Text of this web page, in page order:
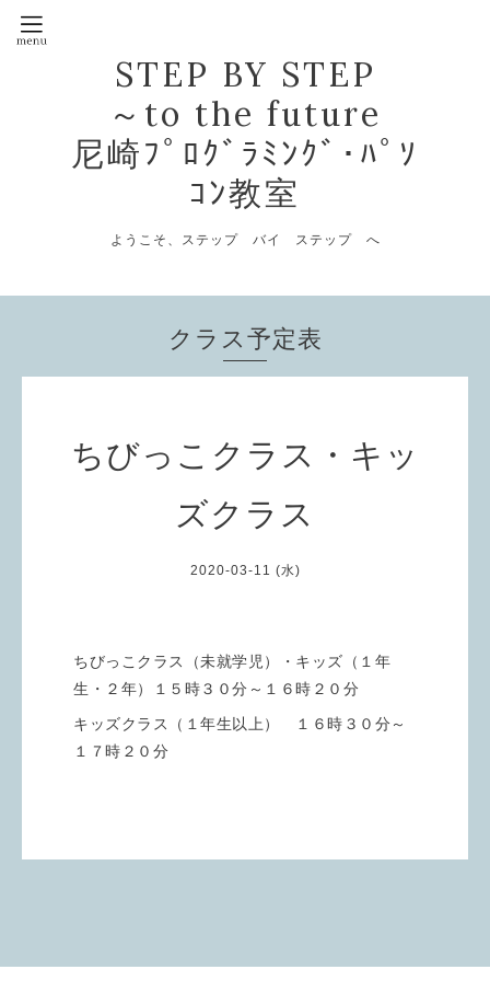
STEP BY STEP
～to the future
尼崎ﾌﾟﾛｸﾞﾗﾐﾝｸﾞ･ﾊﾟｿ
ｺﾝ教室
ようこそ、ステップ バイ ステップ へ
クラス予定表
ちびっこクラス・キッ
ズクラス
2020-03-11 (水)
ちびっこクラス（未就学児）・キッズ（１年
生・２年）１５時３０分～１６時２０分
キッズクラス（１年生以上） １６時３０分～
１７時２０分